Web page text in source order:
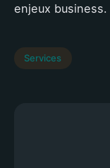
enjeux business.
Services